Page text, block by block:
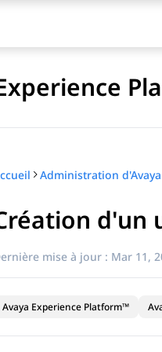
par titre d'un
mise à jour : Mar 11,
Avaya Experience Platform™